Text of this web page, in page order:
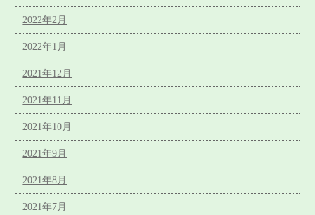
2022年2月
2022年1月
2021年12月
2021年11月
2021年10月
2021年9月
2021年8月
2021年7月